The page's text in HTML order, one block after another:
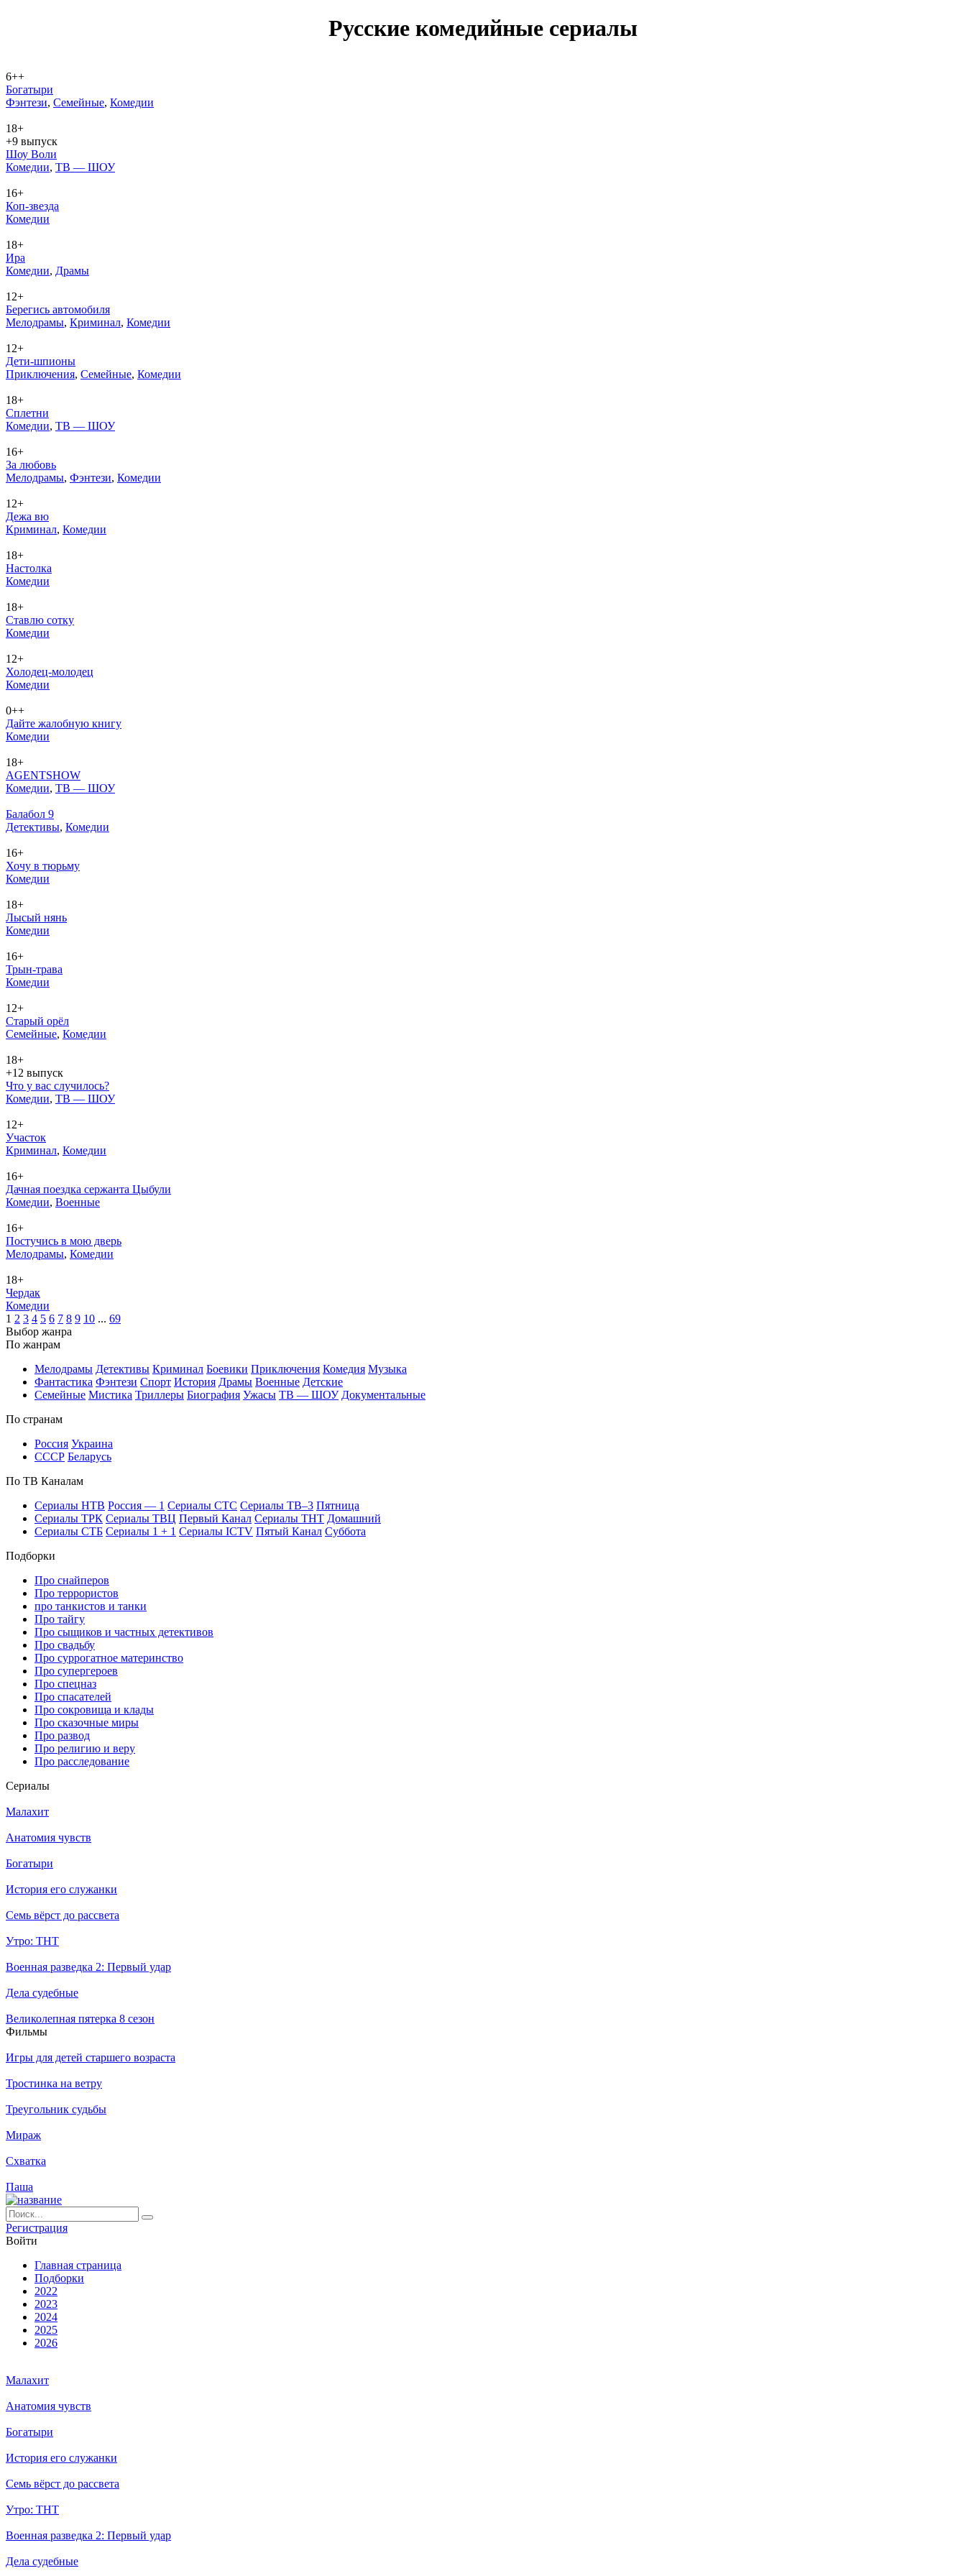
Рус­ские ко­ме­дий­ные се­риа­лы
6++
Богатыри
Фэн­те­зи, Се­мей­ные, Ко­ме­дии
18+
+9 выпуск
Шоу Воли
Ко­ме­дии, ТВ — ШОУ
16+
Коп-звезда
Ко­ме­дии
18+
Ира
Ко­ме­дии, Дра­мы
12+
Берегись автомобиля
Ме­ло­дра­мы, Кри­ми­нал, Ко­ме­дии
12+
Дети-шпионы
При­клю­че­ния, Се­мей­ные, Ко­ме­дии
18+
Сплетни
Ко­ме­дии, ТВ — ШОУ
16+
За любовь
Ме­ло­дра­мы, Фэн­те­зи, Ко­ме­дии
12+
Дежа вю
Кри­ми­нал, Ко­ме­дии
18+
Настолка
Ко­ме­дии
18+
Ставлю сотку
Ко­ме­дии
12+
Холодец-молодец
Ко­ме­дии
0++
Дайте жалобную книгу
Ко­ме­дии
18+
AGENTSHOW
Ко­ме­дии, ТВ — ШОУ
Балабол 9
Де­тек­ти­вы, Ко­ме­дии
16+
Хочу в тюрьму
Ко­ме­дии
18+
Лысый нянь
Ко­ме­дии
16+
Трын-трава
Ко­ме­дии
12+
Старый орёл
Се­мей­ные, Ко­ме­дии
18+
+12 выпуск
Что у вас случилось?
Ко­ме­дии, ТВ — ШОУ
12+
Участок
Кри­ми­нал, Ко­ме­дии
16+
Дачная поездка сержанта Цыбули
Ко­ме­дии, Во­ен­ные
16+
Постучись в мою дверь
Ме­ло­дра­мы, Ко­ме­дии
18+
Чердак
Ко­ме­дии
1 2 3 4 5 6 7 8 9 10 ... 69
Вы­бор жан­ра
По жан­рам
Ме­ло­дра­мы Де­тек­ти­вы Кри­ми­нал Бое­ви­ки При­клю­че­ния Ко­ме­дия Му­зы­ка
Фан­та­сти­ка Фэн­те­зи Спорт Ис­то­рия Дра­мы Во­ен­ные Дет­ские
Се­мей­ные Мис­ти­ка Трил­ле­ры Био­гра­фия Ужа­сы ТВ — ШОУ До­ку­мен­таль­ные
По стра­нам
Рос­сия Ук­раи­на
СССР Бе­ла­русь
По ТВ Ка­на­лам
Се­риа­лы НТВ Рос­сия — 1 Се­риа­лы СТС Се­риа­лы ТВ–3 Пят­ни­ца
Се­риа­лы ТРК Се­риа­лы ТВЦ Пер­вый Ка­нал Се­риа­лы ТНТ До­маш­ний
Се­риа­лы СТБ Се­риа­лы 1 + 1 Се­риа­лы ICTV Пя­тый Ка­нал Суб­бо­та
Подборки
Про снайперов
Про террористов
про танкистов и танки
Про тайгу
Про сыщиков и частных детективов
Про свадьбу
Про суррогатное материнство
Про супергероев
Про спецназ
Про спасателей
Про сокровища и клады
Про сказочные миры
Про развод
Про религию и веру
Про расследование
Се­риа­лы
Малахит
Анатомия чувств
Богатыри
История его служанки
Семь вёрст до рассвета
Утро: ТНТ
Военная разведка 2: Первый удар
Дела судебные
Великолепная пятерка 8 сезон
Филь­мы
Игры для детей старшего возраста
Тростинка на ветру
Треугольник судьбы
Мираж
Схватка
Паша
Ре­ги­ст­ра­ция
Вой­ти
Глав­ная стра­ни­ца
Подборки
2022
2023
2024
2025
2026
Малахит
Анатомия чувств
Богатыри
История его служанки
Семь вёрст до рассвета
Утро: ТНТ
Военная разведка 2: Первый удар
Дела судебные